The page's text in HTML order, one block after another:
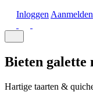
Inloggen Aanmelden
Bieten galette
Hartige taarten &